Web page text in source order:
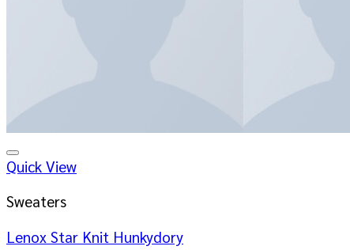
Quick View
Sweaters
Lenox Star Knit Hunkydory